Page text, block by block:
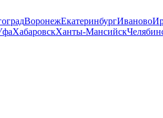
ВоронежЕкатеринбургИваново
ХабаровскХанты-Мансийск